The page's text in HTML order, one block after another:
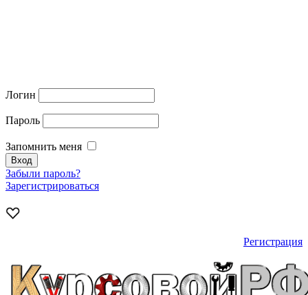
Логин
Пароль
Запомнить меня
Забыли пароль?
Зарегистрироваться
Регистрация